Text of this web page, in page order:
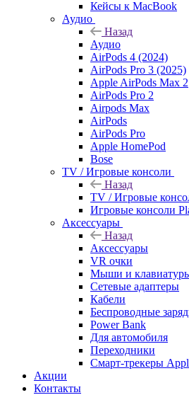
Кейсы к MacBook
Аудио
Назад
Аудио
AirPods 4 (2024)
AirPods Pro 3 (2025)
Apple AirPods Max 2
AirPods Pro 2
Airpods Max
AirPods
AirPods Pro
Apple HomePod
Bose
TV / Игровые консоли
Назад
TV / Игровые
Игровые консоли
Аксессуары
Назад
Аксессуары
VR очки
Мыши и
Сетевые адаптеры
Кабели
Беспроводные
Power Bank
Для автомобиля
Переходники
Смарт-трекеры
Акции
Контакты